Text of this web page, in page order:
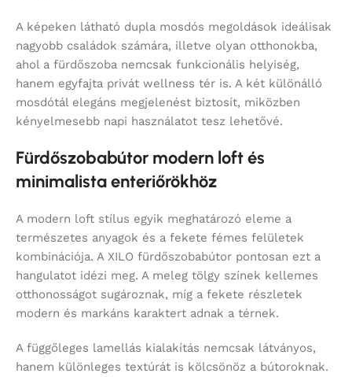
A képeken látható dupla mosdós megoldások ideálisak
nagyobb családok számára, illetve olyan otthonokba,
ahol a fürdőszoba nemcsak funkcionális helyiség,
hanem egyfajta privát wellness tér is. A két különálló
mosdótál elegáns megjelenést biztosít, miközben
kényelmesebb napi használatot tesz lehetővé.
Fürdőszobabútor modern loft és
minimalista enteriőrökhöz
A modern loft stílus egyik meghatározó eleme a
természetes anyagok és a fekete fémes felületek
kombinációja. A XILO fürdőszobabútor pontosan ezt a
hangulatot idézi meg. A meleg tölgy színek kellemes
otthonosságot sugároznak, míg a fekete részletek
modern és markáns karaktert adnak a térnek.
A függőleges lamellás kialakítás nemcsak látványos,
hanem különleges textúrát is kölcsönöz a bútoroknak.